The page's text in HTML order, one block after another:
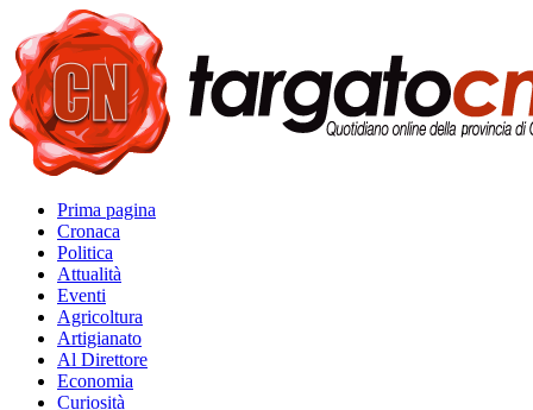
Prima pagina
Cronaca
Politica
Attualità
Eventi
Agricoltura
Artigianato
Al Direttore
Economia
Curiosità